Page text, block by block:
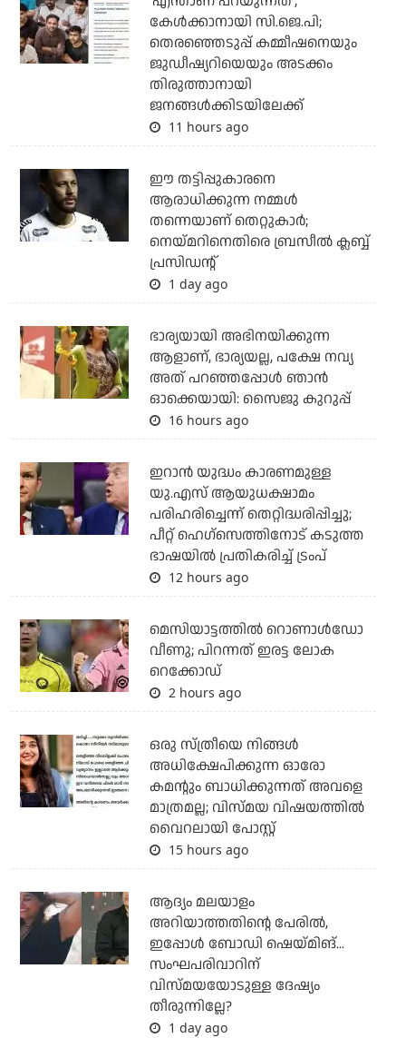
കേള്‍ക്കാനായി സി.ജെ.പി;
തെരഞ്ഞെടുപ്പ് കമ്മീഷനെയും
ജുഡീഷ്യറിയെയും അടക്കം
തിരുത്താനായി
ജനങ്ങള്‍ക്കിടയിലേക്ക്
11 hours ago
ഈ തട്ടിപ്പുകാരനെ
ആരാധിക്കുന്ന നമ്മള്‍
തന്നെയാണ് തെറ്റുകാര്‍;
നെയ്മറിനെതിരെ ബ്രസീല്‍ ക്ലബ്ബ്
പ്രസിഡന്റ്
1 day ago
ഭാര്യയായി അഭിനയിക്കുന്ന
ആളാണ്, ഭാര്യയല്ല, പക്ഷേ നവ്യ
അത് പറഞ്ഞപ്പോള്‍ ഞാന്‍
ഓക്കെയായി: സൈജു കുറുപ്പ്
16 hours ago
ഇറാന്‍ യുദ്ധം കാരണമുള്ള
യു.എസ് ആയുധക്ഷാമം
പരിഹരിച്ചെന്ന് തെറ്റിദ്ധരിപ്പിച്ചു;
പീറ്റ് ഹെഗ്‌സെത്തിനോട് കടുത്ത
ഭാഷയില്‍ പ്രതികരിച്ച് ട്രംപ്
12 hours ago
മെസിയാട്ടത്തില്‍ റൊണാള്‍ഡോ
വീണു; പിറന്നത് ഇരട്ട ലോക
റെക്കോഡ്
2 hours ago
ഒരു സ്ത്രീയെ നിങ്ങള്‍
അധിക്ഷേപിക്കുന്ന ഓരോ
കമന്റും ബാധിക്കുന്നത് അവളെ
മാത്രമല്ല; വിസ്മയ വിഷയത്തില്‍
വൈറലായി പോസ്റ്റ്
15 hours ago
ആദ്യം മലയാളം
അറിയാത്തതിന്റെ പേരില്‍,
ഇപ്പോള്‍ ബോഡി ഷെയ്മിങ്...
സംഘപരിവാറിന്
വിസ്മയയോടുള്ള ദേഷ്യം
തീരുന്നില്ലേ?
1 day ago